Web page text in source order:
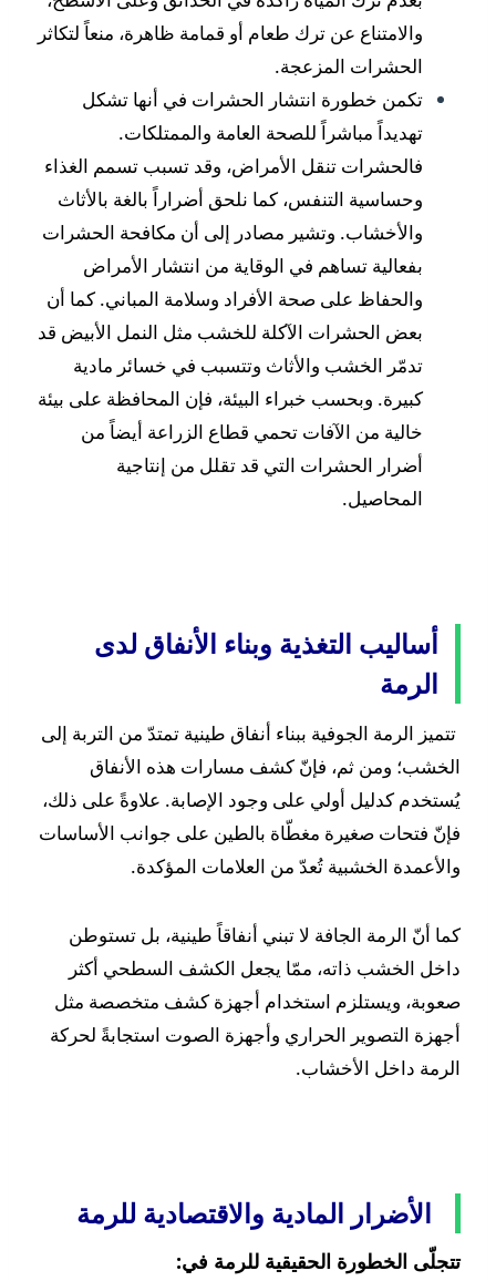
والامتناع عن ترك طعام أو قمامة ظاهرة، منعاً لتكاثر
الحشرات المزعجة.
تكمن خطورة انتشار الحشرات في أنها تشكل
تهديداً مباشراً للصحة العامة والممتلكات.
فالحشرات تنقل الأمراض، وقد تسبب تسمم الغذاء
وحساسية التنفس، كما نلحق أضراراً بالغة بالأثاث
والأخشاب. وتشير مصادر إلى أن مكافحة الحشرات
بفعالية تساهم في الوقاية من انتشار الأمراض
والحفاظ على صحة الأفراد وسلامة المباني. كما أن
بعض الحشرات الآكلة للخشب مثل النمل الأبيض قد
تدمّر الخشب والأثاث وتتسبب في خسائر مادية
كبيرة. وبحسب خبراء البيئة، فإن المحافظة على بيئة
خالية من الآفات تحمي قطاع الزراعة أيضاً من
أضرار الحشرات التي قد تقلل من إنتاجية
المحاصيل.
أساليب التغذية وبناء الأنفاق لدى
الرمة
تتميز الرمة الجوفية ببناء أنفاق طينية تمتدّ من التربة إلى
الخشب؛ ومن ثم، فإنّ كشف مسارات هذه الأنفاق
يُستخدم كدليل أولي على وجود الإصابة. علاوةً على ذلك،
فإنّ فتحات صغيرة مغطّاة بالطين على جوانب الأساسات
والأعمدة الخشبية تُعدّ من العلامات المؤكدة.
كما أنّ الرمة الجافة لا تبني أنفاقاً طينية، بل تستوطن
داخل الخشب ذاته، ممّا يجعل الكشف السطحي أكثر
صعوبة، ويستلزم استخدام أجهزة كشف متخصصة مثل
أجهزة التصوير الحراري وأجهزة الصوت استجابةً لحركة
الرمة داخل الأخشاب.
الأضرار المادية والاقتصادية للرمة
تتجلّى الخطورة الحقيقية للرمة في: